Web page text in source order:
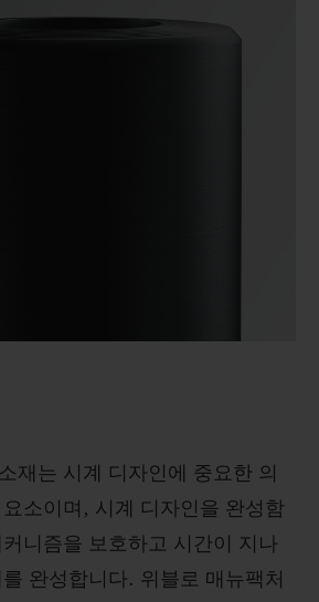
재는 시계 디자인에 중요한 의
소이며, 시계 디자인을 완성함
니즘을 보호하고 시간이 지나
완성합니다. 위블로 매뉴팩처